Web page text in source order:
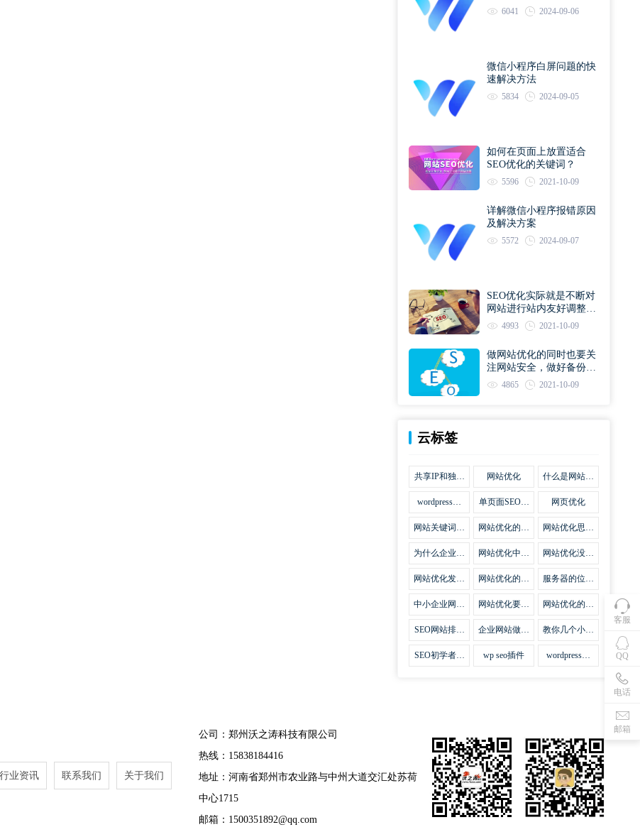
6041 2024-09-06
微信小程序白屏问题的快
速解决方法
5834 2024-09-05
如何在页面上放置适合
SEO优化的关键词？
5596 2021-10-09
详解微信小程序报错原因
及解决方案
5572 2024-09-07
SEO优化实际就是不断对
网站进行站内友好调整直
到符合优化规则
4993 2021-10-09
做网站优化的同时也要关
注网站安全，做好备份工
作 4865 2021-10-09
云标签
共享IP和独立
网站优化
什么是网站优
wordpress网
集插件
单页面SEO网
网页优化
网站关键词优
么
网站优化的误
网站优化思路
要
为什么企业网
网站SEO优
网站优化中关
干问题
网站优化没有
味道
网站优化发挥
网站优化的费
服务器的位置
影响
中小企业网站
法
网站优化要不
网站优化的逆
SEO网站排名
法宝
企业网站做好
势
教你几个小技
页优化
SEO初学者，
wp seo插件
wordpress插
客服
QQ
电话
邮箱
行业资讯 联系我们 关于我们
公司：郑州沃之涛科技有限公司
热线：15838184416
地址：河南省郑州市农业路与中州大道交汇处苏荷
中心1715
邮箱：1500351892@qq.com